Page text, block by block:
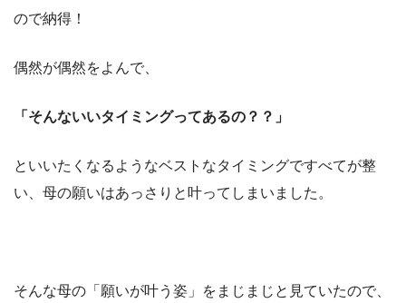
ので納得！
偶然が偶然をよんで、
「そんないいタイミングってあるの？？」
といいたくなるようなベストなタイミングですべてが整
い、母の願いはあっさりと叶ってしまいました。
そんな母の「願いが叶う姿」をまじまじと見ていたので、